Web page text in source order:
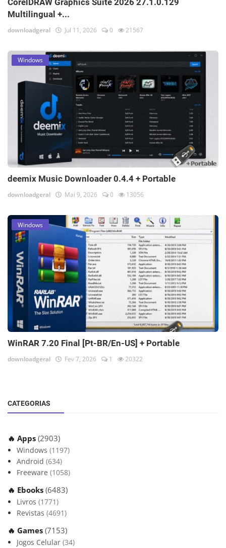
Multilingual +...
downloadgeral Jul 11, 2026 0 21567
Windows
deemix Music Downloader 0.4.4 + Portable
downloadgeral Mai 9, 2026 0 13056
Windows
WinRAR 7.20 Final [Pt-BR/En-US] + Portable
downloadgeral Fev 7, 2026 1 20322
CATEGORIAS
🔥 Apps (2903)
Windows (1197)
Android (634)
Freeware (1058)
🔥 Ebooks (6483)
Livros (1771)
Revistas (4691)
🔥 Games (7153)
Jogos Celular (34)